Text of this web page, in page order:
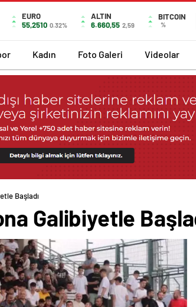
EURO
55,2510 0.32%
ALTIN
6.660,55 2,59
BITCOIN
%
Kadın Foto Galeri Videolar
Başladı
Galibiyetle